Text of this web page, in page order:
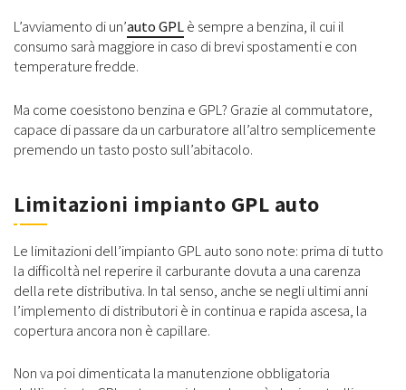
L’avviamento di un’auto GPLè sempre a benzina, il cui il
consumo sarà maggiore in caso di brevi spostamenti e con
temperature fredde.
Ma come coesistono benzina e GPL? Grazie al commutatore,
capace di passare da un carburatore all’altro semplicemente
premendo un tasto posto sull’abitacolo.
Limitazioni impianto GPL auto
Le limitazioni dell’impianto GPL auto sono note: prima di tutto
la difficoltà nel reperire il carburante dovuta a una carenza
della rete distributiva. In tal senso, anche se negli ultimi anni
l’implemento di distributori è in continua e rapida ascesa, la
copertura ancora non è capillare.
Non va poi dimenticata la manutenzione obbligatoria